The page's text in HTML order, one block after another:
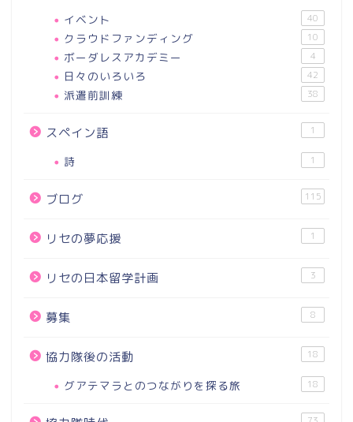
イベント 40
クラウドファンディング 10
ボーダレスアカデミー 4
日々のいろいろ 42
派遣前訓練 38
スペイン語 1
詩 1
ブログ 115
リセの夢応援 1
リセの日本留学計画 3
募集 8
協力隊後の活動 18
グアテマラとのつながりを探る旅 18